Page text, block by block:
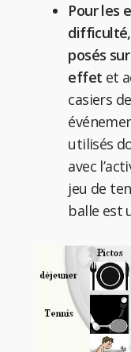
Pour les
posés
effet et
casiers
utilisés
avec
jeu de
balle est